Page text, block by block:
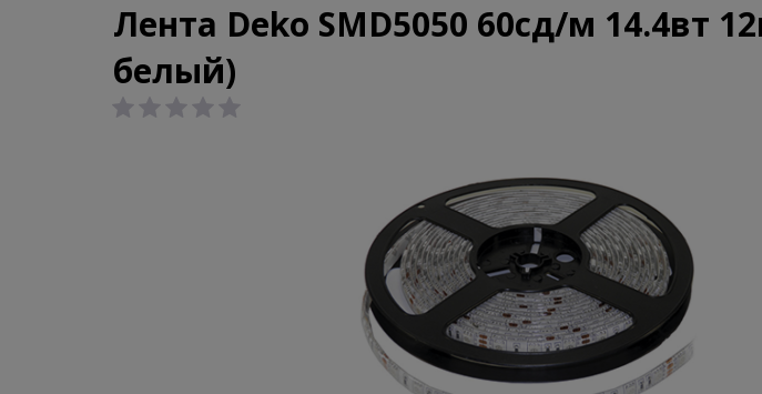
Лента Deko SMD5050 60сд/м 14.4вт
белый)